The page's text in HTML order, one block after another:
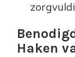
Haken